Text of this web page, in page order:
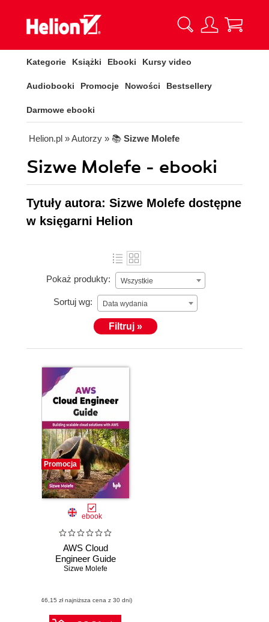
Kategorie Książki Ebooki Kursy video
Audiobooki Promocje Nowości Bestsellery
Darmowe ebooki
Helion.pl » Autorzy » 📚 Sizwe Molefe
Sizwe Molefe - ebooki
Tytuły autora: Sizwe Molefe dostępne
w księgarni Helion
Pokaż produkty: Wszystkie
Sortuj wg: Data wydania
Filtruj »
Promocja
ebook
AWS Cloud
Engineer Guide
Sizwe Molefe
(46,15 zł najniższa cena z 30 dni)